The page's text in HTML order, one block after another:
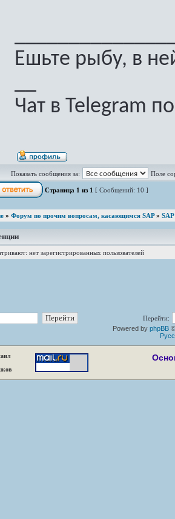
Ешьте рыбу, в
Чат в Telegram
Показать сообщения за: Поле
Страница 1 из 1 [ Сообщений: 10 ]
» Форум по прочим вопросам, касающимся SAP»
нет зарегистрированных пользователей
Перейти:
Powered by phpBB